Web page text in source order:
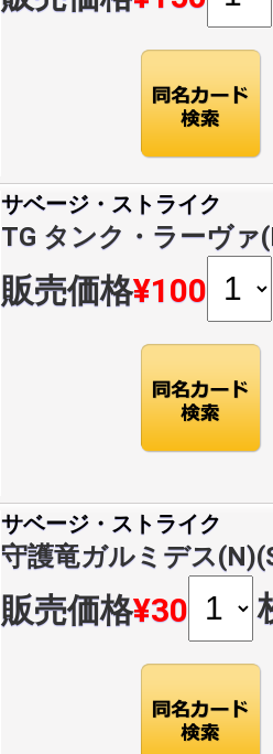
サベージ・ストライク
TG タンク・ラーヴァ
販売価格¥100
サベージ・ストライク
守護竜ガルミデス
販売価格¥30